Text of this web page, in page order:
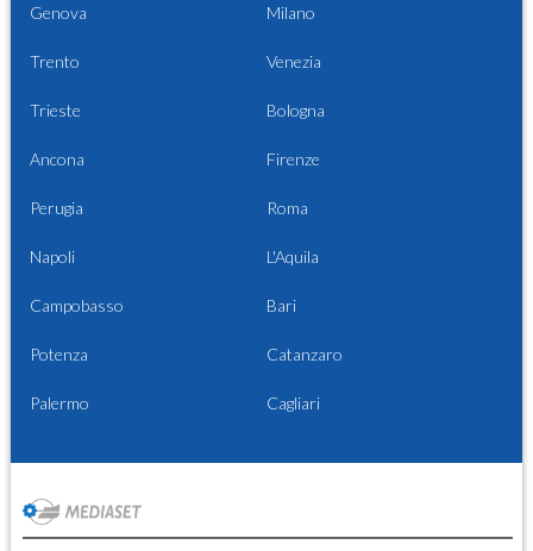
Genova Milano
Trento Venezia
Trieste Bologna
Ancona Firenze
Perugia Roma
Napoli L'Aquila
Campobasso Bari
Potenza Catanzaro
Palermo Cagliari